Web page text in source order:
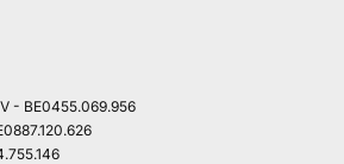
- BE0455.069.956